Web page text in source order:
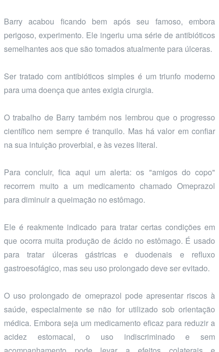
Barry acabou ficando bem após seu famoso, embora
perigoso, experimento. Ele ingeriu uma série de antibióticos
semelhantes aos que são tomados atualmente para úlceras.
Ser tratado com antibióticos simples é um triunfo moderno
para uma doença que antes exigia cirurgia.
O trabalho de Barry também nos lembrou que o progresso
científico nem sempre é tranquilo. Mas há valor em confiar
na sua intuição proverbial, e às vezes literal.
Para concluir, fica aqui um alerta: os "amigos do copo"
recorrem muito a um medicamento chamado Omeprazol
para diminuir a queimação no estômago.
Ele é reakmente indicado para tratar certas condições em
que ocorra muita produção de ácido no estômago. É usado
para tratar úlceras gástricas e duodenais e refluxo
gastroesofágico, mas seu uso prolongado deve ser evitado.
O uso prolongado de omeprazol pode apresentar riscos à
saúde, especialmente se não for utilizado sob orientação
médica. Embora seja um medicamento eficaz para reduzir a
acidez estomacal, o uso indiscriminado e sem